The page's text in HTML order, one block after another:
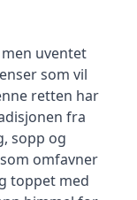
uventet
som vil
retten har
fra
sopp og
omfavner
toppet med